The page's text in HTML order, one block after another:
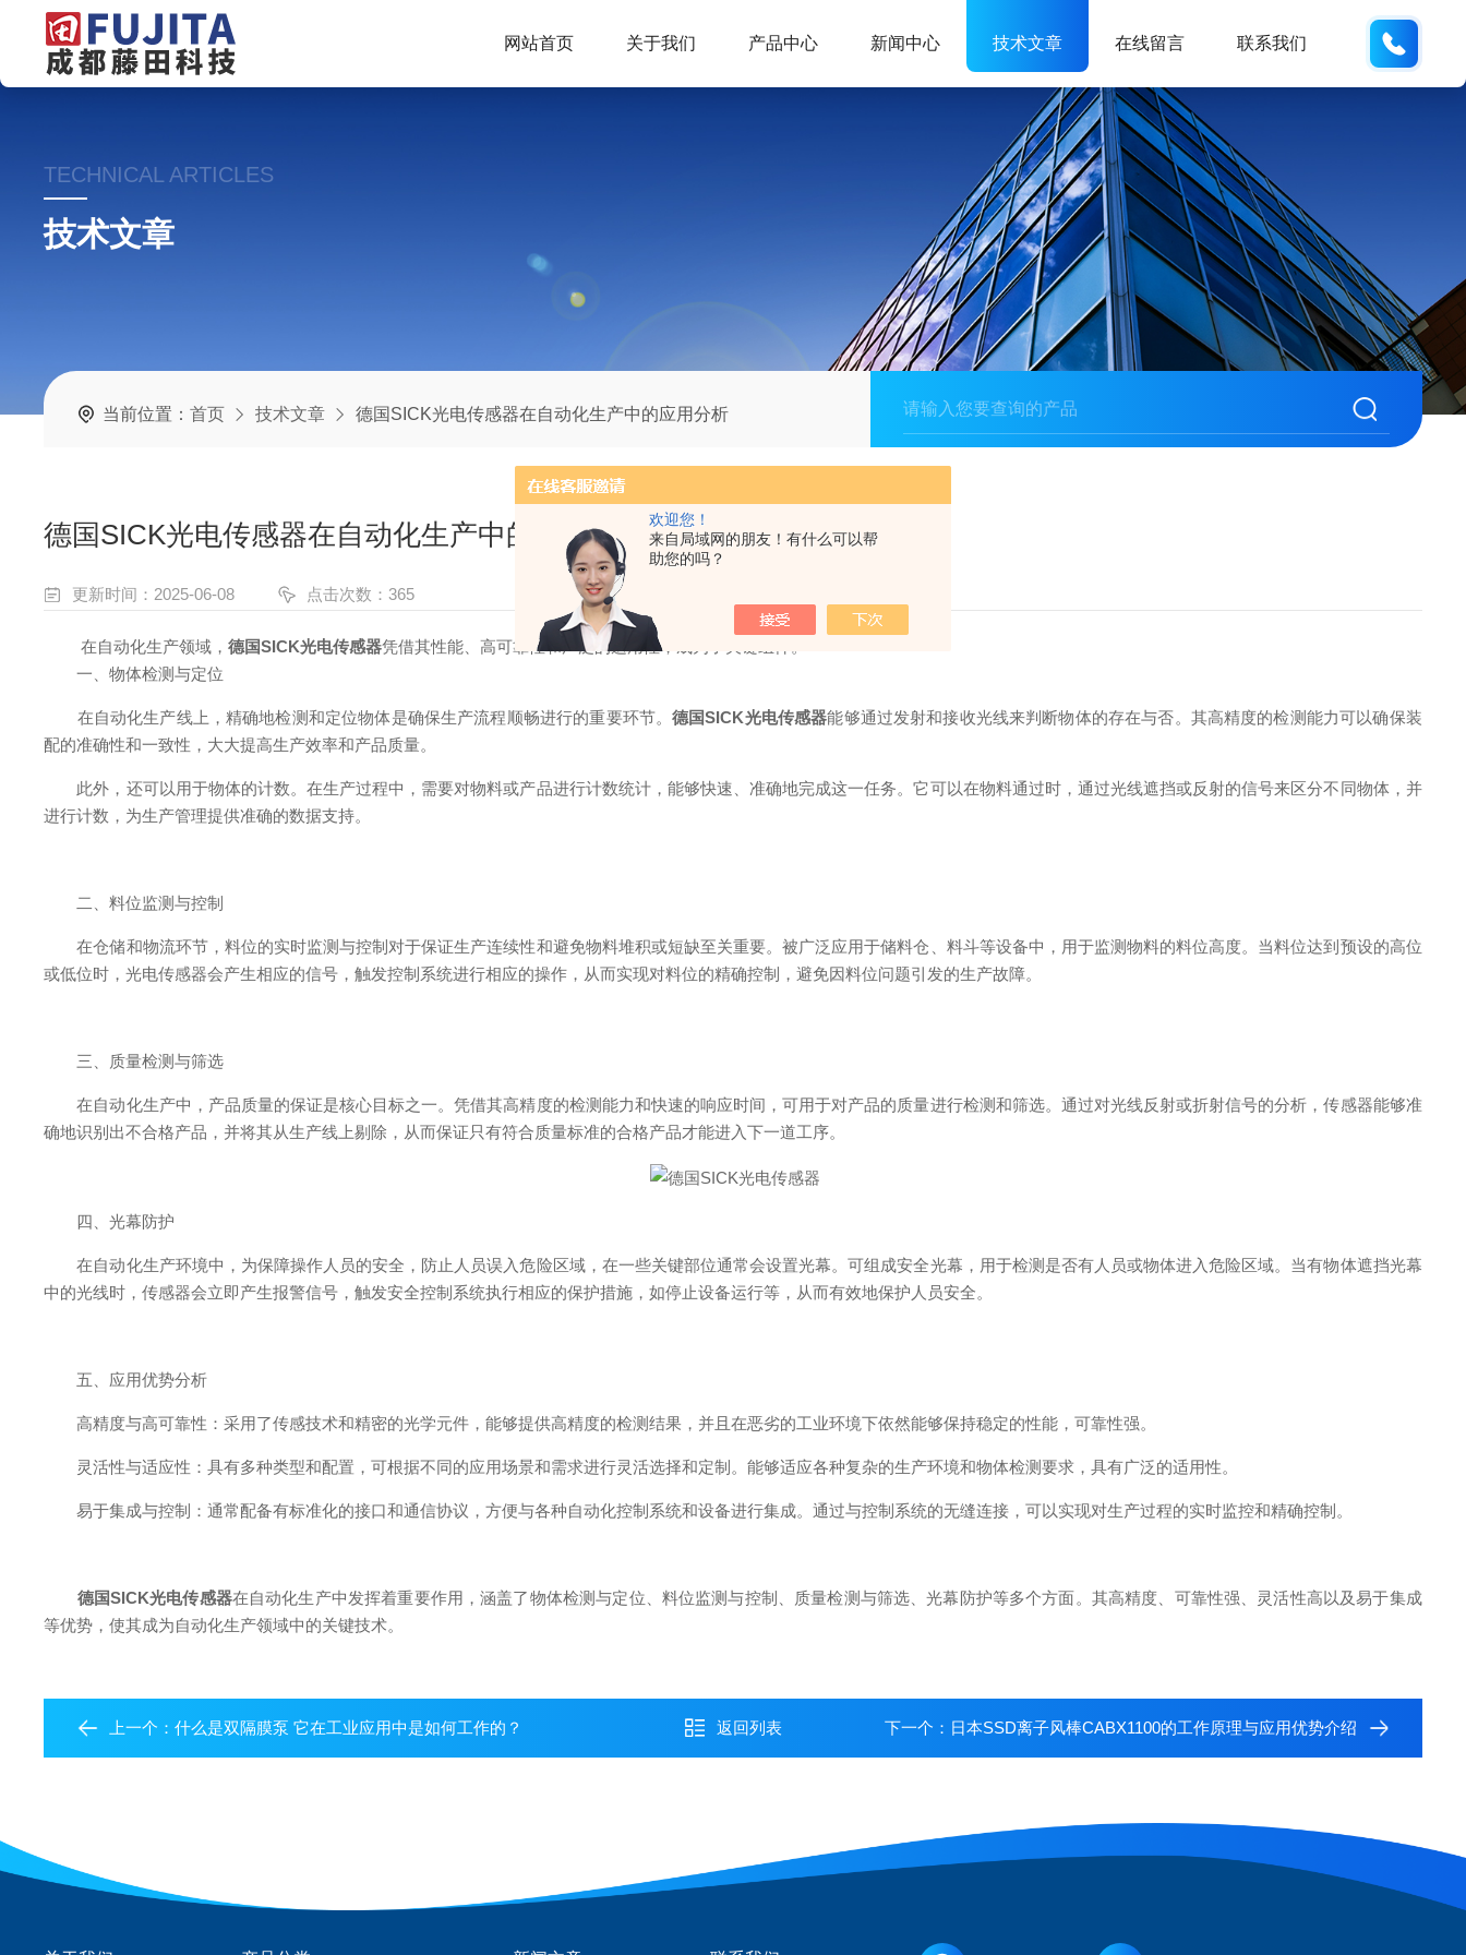
欢迎您！
来自局域网的朋友！有什么可以帮
助您的吗？
网站首页 关于我们 产品中心 新闻中心 技术文章 在线留言 联系我们
TECHNICAL ARTICLES
技术文章
当前位置：首页 技术文章 德国SICK光电传感器在自动化生产中的应用分析
德国SICK光电传感器在自动化生产中的应用分析
更新时间：2025-06-08 点击次数：365
在自动化生产领域，德国SICK光电传感器凭借其性能、高可靠性和广泛的适用性，成为了关键组件。
一、物体检测与定位
在自动化生产线上，精确地检测和定位物体是确保生产流程顺畅进行的重要环节。德国SICK光电传感器能够通过发射和接收光线来判断物体的存在与否。其高精度的检测能力可以确保装
配的准确性和一致性，大大提高生产效率和产品质量。
此外，还可以用于物体的计数。在生产过程中，需要对物料或产品进行计数统计，能够快速、准确地完成这一任务。它可以在物料通过时，通过光线遮挡或反射的信号来区分不同物体，并
进行计数，为生产管理提供准确的数据支持。
二、料位监测与控制
在仓储和物流环节，料位的实时监测与控制对于保证生产连续性和避免物料堆积或短缺至关重要。被广泛应用于储料仓、料斗等设备中，用于监测物料的料位高度。当料位达到预设的高位
或低位时，光电传感器会产生相应的信号，触发控制系统进行相应的操作，从而实现对料位的精确控制，避免因料位问题引发的生产故障。
三、质量检测与筛选
在自动化生产中，产品质量的保证是核心目标之一。凭借其高精度的检测能力和快速的响应时间，可用于对产品的质量进行检测和筛选。通过对光线反射或折射信号的分析，传感器能够准
确地识别出不合格产品，并将其从生产线上剔除，从而保证只有符合质量标准的合格产品才能进入下一道工序。
四、光幕防护
在自动化生产环境中，为保障操作人员的安全，防止人员误入危险区域，在一些关键部位通常会设置光幕。可组成安全光幕，用于检测是否有人员或物体进入危险区域。当有物体遮挡光幕
中的光线时，传感器会立即产生报警信号，触发安全控制系统执行相应的保护措施，如停止设备运行等，从而有效地保护人员安全。
五、应用优势分析
​高精度与高可靠性：采用了传感技术和精密的光学元件，能够提供高精度的检测结果，并且在恶劣的工业环境下依然能够保持稳定的性能，可靠性强。
​灵活性与适应性：具有多种类型和配置，可根据不同的应用场景和需求进行灵活选择和定制。能够适应各种复杂的生产环境和物体检测要求，具有广泛的适用性。
​易于集成与控制：通常配备有标准化的接口和通信协议，方便与各种自动化控制系统和设备进行集成。通过与控制系统的无缝连接，可以实现对生产过程的实时监控和精确控制。
德国SICK光电传感器在自动化生产中发挥着重要作用，涵盖了物体检测与定位、料位监测与控制、质量检测与筛选、光幕防护等多个方面。其高精度、可靠性强、灵活性高以及易于集成
等优势，使其成为自动化生产领域中的关键技术。
上一个：什么是双隔膜泵 它在工业应用中是如何工作的？ 返回列表 下一个： 日本SSD离子风棒CABX1100的工作原理与应用优势介绍